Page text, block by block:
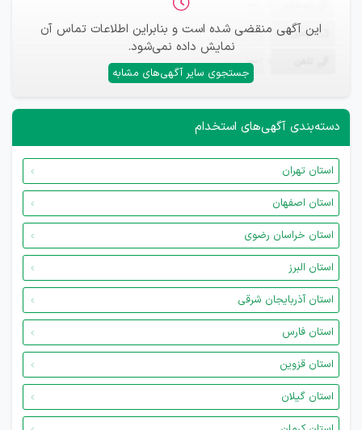
این آگهی منقضی شده است و بنابراین اطلاعات تماس آن
نمایش داده نمی‌شود.
جستجوی سایر آگهی‌های مشابه
ایمیل —
—
دسته‌بندی آگهی‌های استخدام
استان تهران
استان اصفهان
استان خراسان رضوی
استان البرز
استان آذربایجان شرقی
استان فارس
استان قزوین
استان گیلان